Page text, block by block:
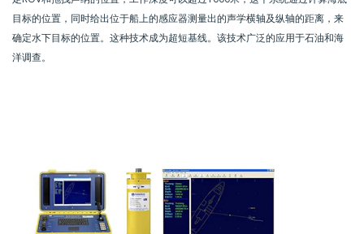
目标的位置，同时给出位于船上的感应器测量出的声学横轴及纵轴的距离，来
确定水下目标的位置。这种技术成为超短基线。该技术广泛的应用于石油和海
洋调查。